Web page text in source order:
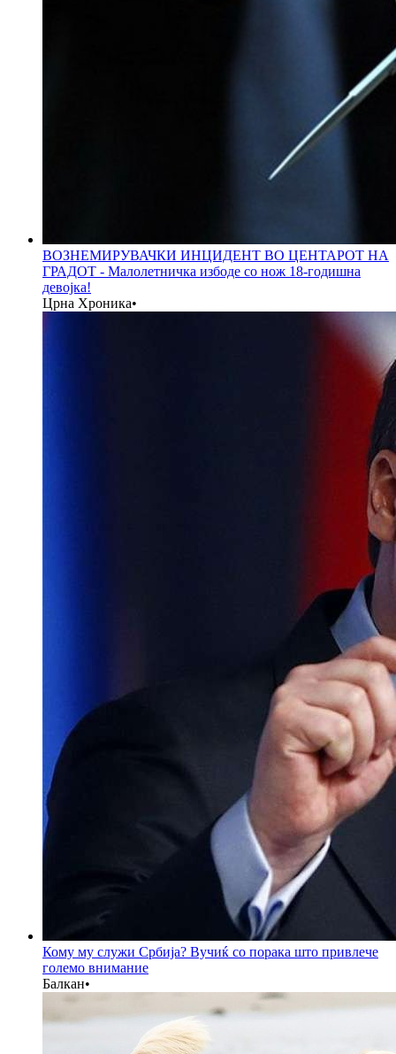
ВОЗНЕМИРУВАЧКИ ИНЦИДЕНТ ВО ЦЕНТАРОТ НА
ГРАДОТ - Малолетничка избоде со нож 18-годишна
девојка!
Црна Хроника•
Кому му служи Србија? Вучиќ со порака што привлече
големо внимание
Балкан•